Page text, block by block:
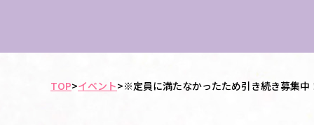
TOP>イベント>※定員に満たなかったため引き続き募集